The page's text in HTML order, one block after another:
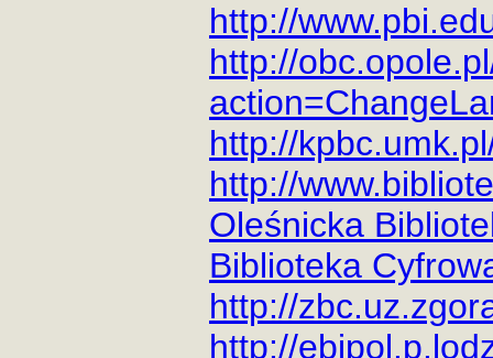
http://
http://
http://
http://
Oleśnicka
Biblioteka
http://
http://